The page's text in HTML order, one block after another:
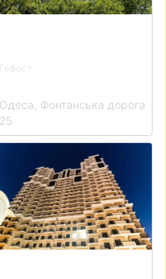
Гефест
Одеса, Фонтанська дорога
25
View details for ЖК Лімнос